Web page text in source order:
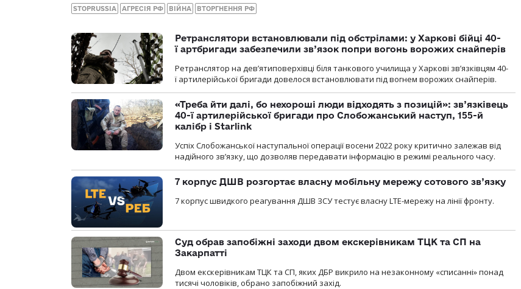
STOPRUSSIA АГРЕСІЯ РФ ВІЙНА ВТОРГНЕННЯ РФ
Ретранслятори встановлювали під обстрілами: у Харкові бійці 40-
ї артбригади забезпечили зв’язок попри вогонь ворожих снайперів
Ретранслятор на дев’ятиповерхівці біля танкового училища у Харкові зв’язківцям 40-
ї артилерійської бригади довелося встановлювати під вогнем ворожих снайперів.
«Треба йти далі, бо нехороші люди відходять з позицій»: зв’язківець
40-ї артилерійської бригади про Слобожанський наступ, 155-й
калібр і Starlink
Успіх Слобожанської наступальної операції восени 2022 року критично залежав від
надійного зв’язку, що дозволяв передавати інформацію в режимі реального часу.
7 корпус ДШВ розгортає власну мобільну мережу сотового зв’язку
7 корпус швидкого реагування ДШВ ЗСУ тестує власну LTE-мережу на лінії фронту.
Суд обрав запобіжні заходи двом екскерівникам ТЦК та СП на
Закарпатті
Двом екскерівникам ТЦК та СП, яких ДБР викрило на незаконному «списанні» понад
тисячі чоловіків, обрано запобіжний захід.